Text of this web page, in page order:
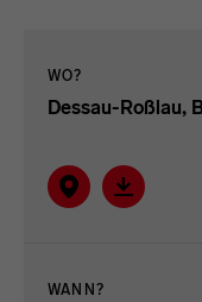
WO?
Dessau-Roßlau,
Auf Karte zeigen
WANN?